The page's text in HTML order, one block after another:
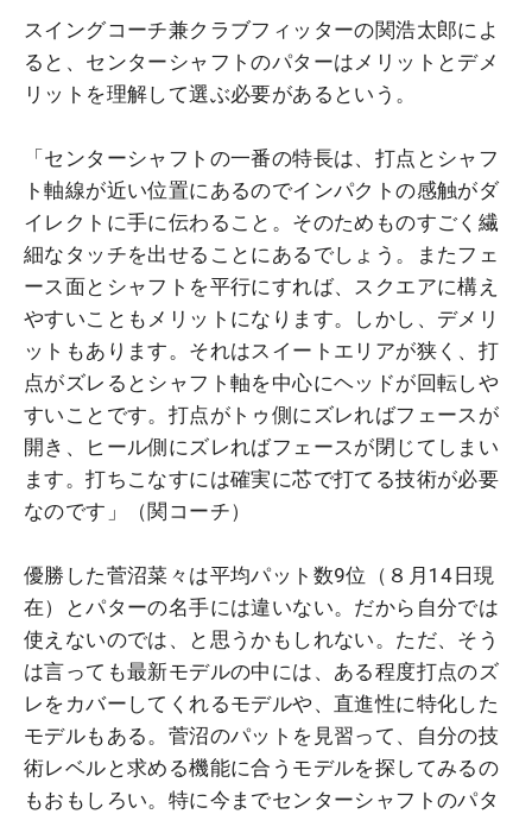
スイングコーチ兼クラブフィッターの関浩太郎によ
ると、センターシャフトのパターはメリットとデメ
リットを理解して選ぶ必要があるという。
「センターシャフトの一番の特長は、打点とシャフ
ト軸線が近い位置にあるのでインパクトの感触がダ
イレクトに手に伝わること。そのためものすごく繊
細なタッチを出せることにあるでしょう。またフェ
ース面とシャフトを平行にすれば、スクエアに構え
やすいこともメリットになります。しかし、デメリ
ットもあります。それはスイートエリアが狭く、打
点がズレるとシャフト軸を中心にヘッドが回転しや
すいことです。打点がトゥ側にズレればフェースが
開き、ヒール側にズレればフェースが閉じてしまい
ます。打ちこなすには確実に芯で打てる技術が必要
なのです」（関コーチ）
優勝した菅沼菜々は平均パット数9位（８月14日現
在）とパターの名手には違いない。だから自分では
使えないのでは、と思うかもしれない。ただ、そう
は言っても最新モデルの中には、ある程度打点のズ
レをカバーしてくれるモデルや、直進性に特化した
モデルもある。菅沼のパットを見習って、自分の技
術レベルと求める機能に合うモデルを探してみるの
もおもしろい。特に今までセンターシャフトのパタ